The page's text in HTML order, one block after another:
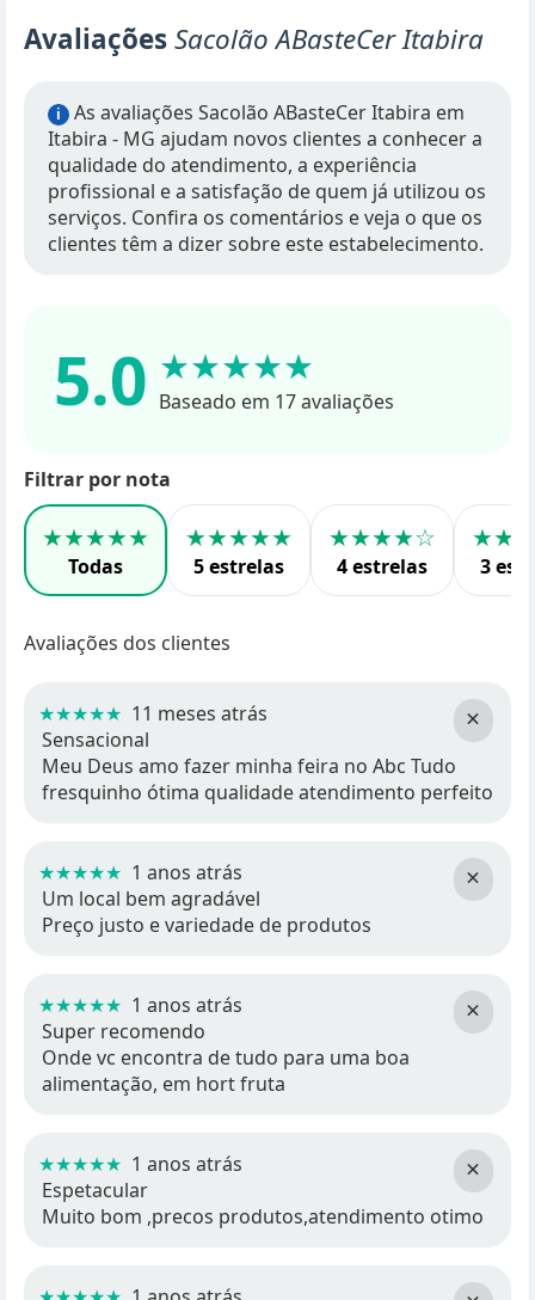
AvaliaçõesSacolão ABasteCer Itabira
i
As avaliações Sacolão ABasteCer Itabira em
Itabira - MG ajudam novos clientes a conhecer a
qualidade do atendimento, a experiência
profissional e a satisfação de quem já utilizou os
serviços. Confira os comentários e veja o que os
clientes têm a dizer sobre este estabelecimento.
5.0 ★★★★★
Baseado em 17 avaliações
Filtrar por nota
★★★★★
Todas
★★★★★
5 estrelas
★★★★☆
4 estrelas 3
Avaliações dos clientes
×
★★★★★ 11 meses atrás
Sensacional
Meu Deus amo fazer minha feira no Abc Tudo
fresquinho ótima qualidade atendimento perfeito
×
★★★★★ 1 anos atrás
Um local bem agradável
Preço justo e variedade de produtos
×
★★★★★ 1 anos atrás
Super recomendo
Onde vc encontra de tudo para uma boa
alimentação, em hort fruta
×
★★★★★ 1 anos atrás
Espetacular
Muito bom ,precos produtos,atendimento otimo